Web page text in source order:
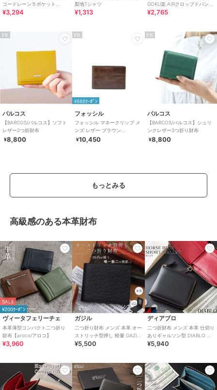
コードレーン５ポケット
SOUKAIベーシックアンクルパ
¥3,294
梨地Tシャツ
¥1,313
GOKU楽 AIRクロップドパンツ
「小泉孝太郎さん着用モデ
¥2,765
PR
バルコス
【BARCOS/バルコス】ソフト
レザー2つ折財布
¥8,800
PR
¥888ｸｰﾎﾟﾝ
フォッシル
フォッシル マネークリップ メ
ンズ レザー ブラウン
ML3684201
¥10,450
PR
バルコス
【BARCOS/バルコス】シュリ
ンクレザー3つ折り財布
¥8,800
もっとみる
高級感のある本革財布
SALE
¥200ｸｰﾎﾟﾝ
ヴィータフェリーチェ
本革薄型コンパクト二つ折り
財布【aroco/アロコ】
¥3,960
ガジル
二つ折り財布 メンズ 本革 オー
ストリッチ型押し 軽量 GAZIL
ガジル GA-3605 mlb
¥5,500
ディアブロ
二つ折財布 メンズ 本革 仕切り
ありギャルソン型 DIABLO デ
ィアブロ KA-514 mlb
¥5,940